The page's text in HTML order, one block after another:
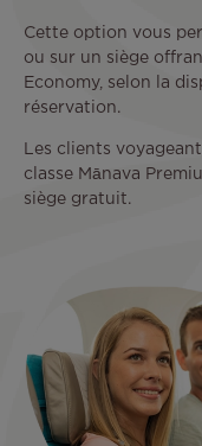
Cette option vous
ou sur un siège
Economy, selon la
réservation.
Les clients
classe Mānava
siège gratuit.